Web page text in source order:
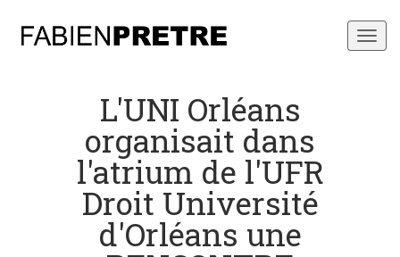
L'UNI Orléans
organisait dans
l'atrium de l'UFR
Droit Université
d'Orléans une